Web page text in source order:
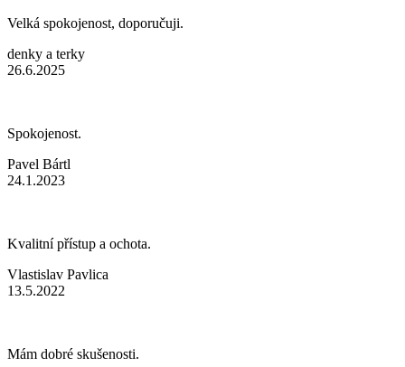
Velká spokojenost, doporučuji.
denky a terky
26.6.2025
Spokojenost.
Pavel Bártl
24.1.2023
Kvalitní přístup a ochota.
Vlastislav Pavlica
13.5.2022
Mám dobré skušenosti.